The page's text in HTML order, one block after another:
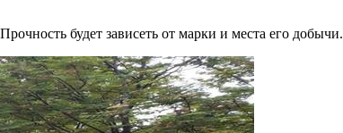
будет зависеть от марки и места его добычи.